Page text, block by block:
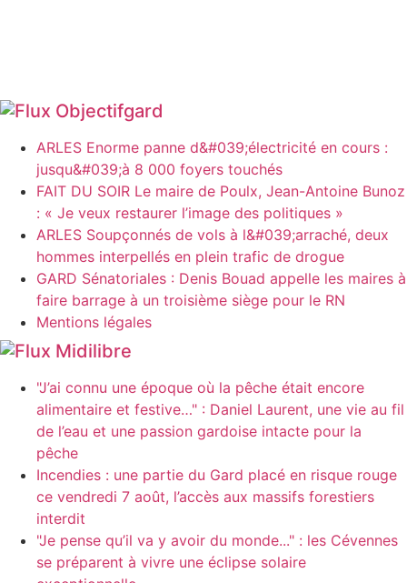
Objectifgard
ARLES Enorme panne d&#039;électricité en cours :
jusqu&#039;à 8 000 foyers touchés
FAIT DU SOIR Le maire de Poulx, Jean-Antoine Bunoz
: « Je veux restaurer l’image des politiques »
ARLES Soupçonnés de vols à l&#039;arraché, deux
hommes interpellés en plein trafic de drogue
GARD Sénatoriales : Denis Bouad appelle les maires à
faire barrage à un troisième siège pour le RN
Mentions légales
Midilibre
"J’ai connu une époque où la pêche était encore
alimentaire et festive…" : Daniel Laurent, une vie au fil
de l’eau et une passion gardoise intacte pour la
pêche
Incendies : une partie du Gard placé en risque rouge
ce vendredi 7 août, l’accès aux massifs forestiers
interdit
"Je pense qu’il va y avoir du monde..." : les Cévennes
se préparent à vivre une éclipse solaire